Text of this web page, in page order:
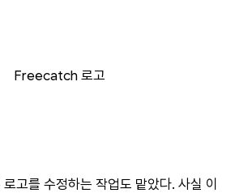
로고를 수정하는 작업도 맡았다. 사실 이